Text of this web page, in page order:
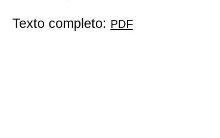
Texto completo: PDF